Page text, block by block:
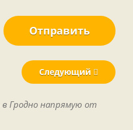
Отправить
Следующий
Гродно напрямую от